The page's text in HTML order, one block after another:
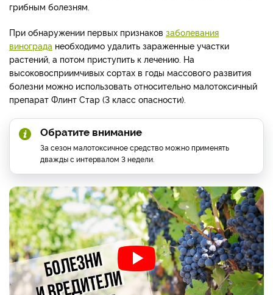
грибным болезням.
При обнаружении первых признаков заболевания
винограда необходимо удалить зараженные участки
растений, а потом приступить к лечению. На
высоковосприимчивых сортах в годы массового развития
болезни можно использовать относительно малотоксичный
препарат Флинт Стар (3 класс опасности).
Обратите внимание
За сезон малотоксичное средство можно применять
дважды с интервалом 3 недели.